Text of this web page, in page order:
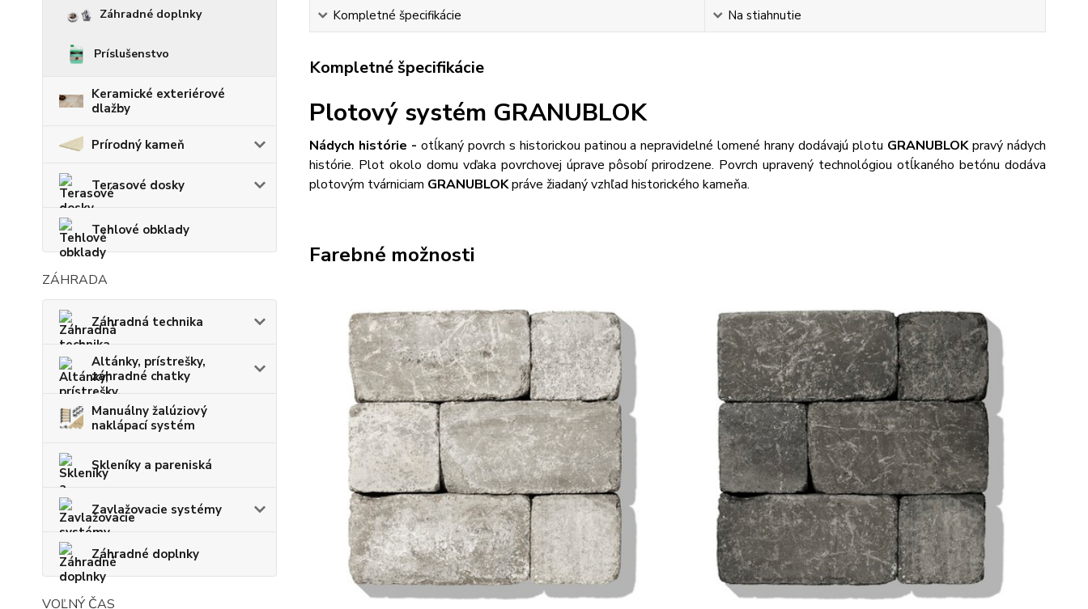
Záhradné doplnky
Príslušenstvo
Keramické exteriérové
dlažby
Prírodný kameň
Terasové dosky
Tehlové obklady
ZÁHRADA
Záhradná technika
Altánky, prístrešky,
záhradné chatky
Manuálny žalúziový
naklápací systém
Skleníky a pareniská
Zavlažovacie systémy
Záhradné doplnky
VOĽNÝ ČAS
Kompletné špecifikácie Na stiahnutie
Kompletné špecifikácie
Plotový systém GRANUBLOK
Nádych histórie - otĺkaný povrch s historickou patinou a nepravidelné lomené hrany dodávajú plotu GRANUBLOKpravý nádych
histórie. Plot okolo domu vďaka povrchovej úprave pôsobí prirodzene. Povrch upravený technológiou otĺkaného betónu dodáva
plotovým tvárniciam GRANUBLOKpráve žiadaný vzhľad historického kameňa.
Farebné možnosti